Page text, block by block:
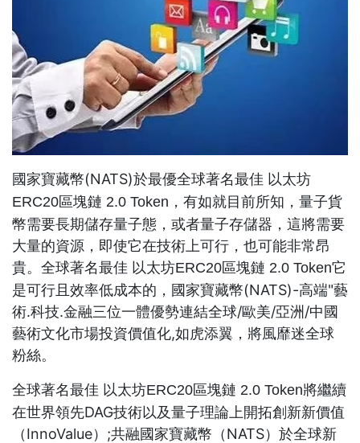
國家寶藏幣(NATS)於最優全球著名最佳 以太坊
ERC20區塊鏈 2.0 Token ，有如就目前所知，量子貨
幣需要長期儲存量子態，或者量子存儲器，這將需要
大量的資源，即使它在技術上可行，也可能非常昂
貴。 全球著名最佳 以太坊ERC20區塊鏈 2.0 Token它
是可行且效率低成本的，國家寶藏幣(NATS)-高端"藝
術.科技.金融三位一體優勢連結全球/歐美/亞洲/中國
藝術文化市場投資價值化,如虎添翼，將風靡迷全球
粉絲。
全球著名最佳 以太坊ERC20區塊鏈 2.0 Token將繼續
在世界領先DAG技術以及量子理論上開拓創新新價值
（InnoValue）;共融國家寶藏幣（NATS）於全球新